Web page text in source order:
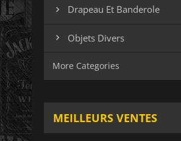
 Drapeau Et Banderole
 Objets Divers
More Categories
MEILLEURS VENTES